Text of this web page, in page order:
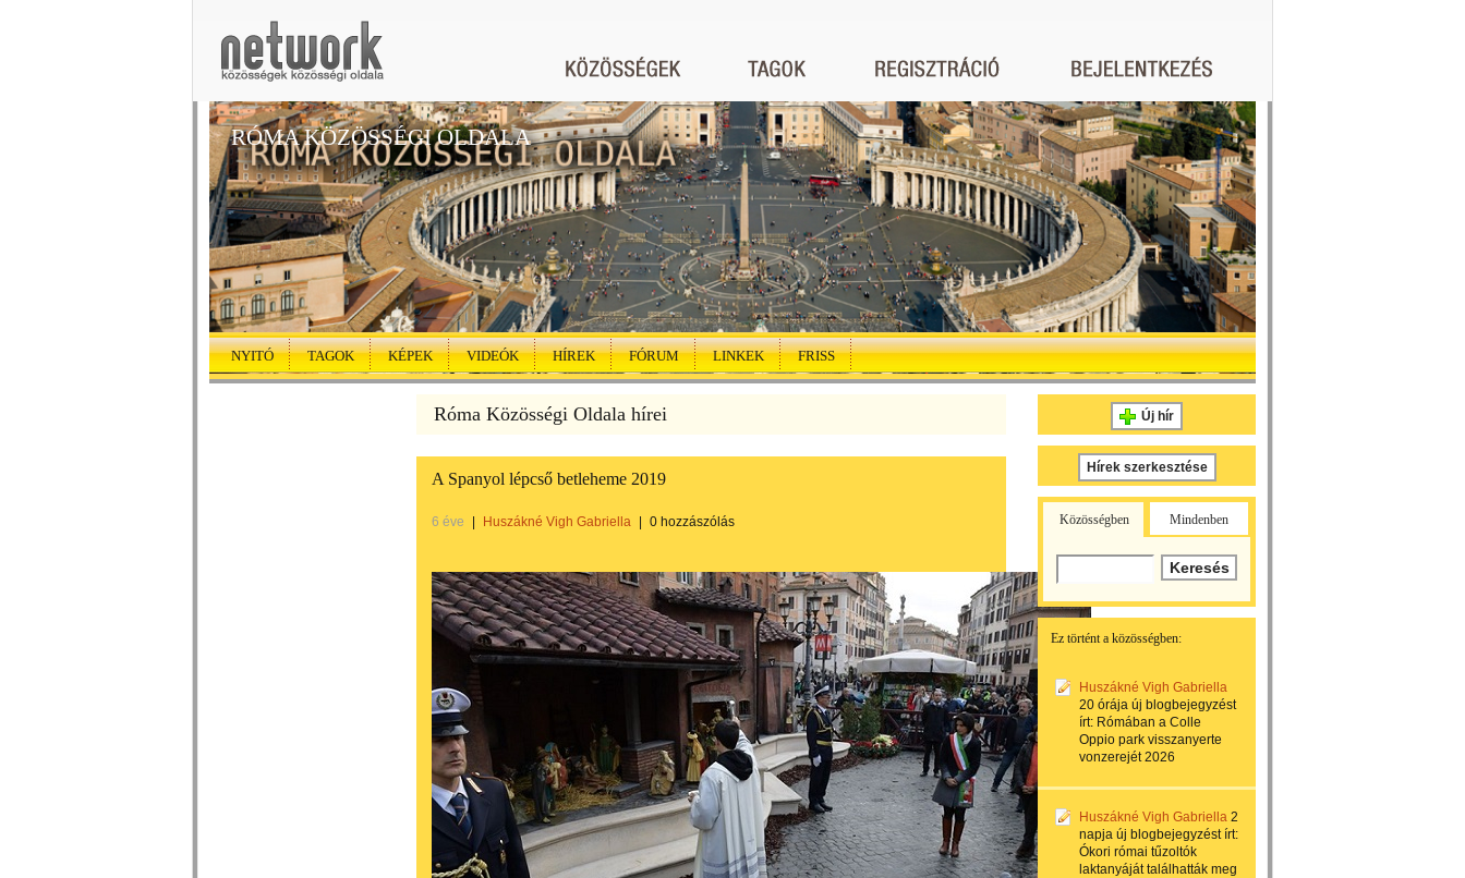
RÓMA KÖZÖSSÉGI OLDALA
NYITÓ TAGOK KÉPEK VIDEÓK HÍREK FÓRUM LINKEK FRISS
Róma Közösségi Oldala hírei
A Spanyol lépcső betleheme 2019
6 éve Huszákné Vigh Gabriella 0 hozzászólás
Új hír
Hírek szerkesztése
Közösségben Mindenben
Ez történt a közösségben:
Huszákné Vigh Gabriella
20 órája új blogbejegyzést
írt: Rómában a Colle
Oppio park visszanyerte
vonzerejét 2026
Huszákné Vigh Gabriella 2
napja új blogbejegyzést írt:
Ókori római tűzoltók
laktanyáját találhatták meg